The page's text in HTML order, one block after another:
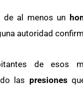
de al menos un
autoridad
de esos
las presiones